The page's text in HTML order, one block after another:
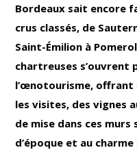
Bordeaux sait encore
crus classés, de
Saint-Émilion à
chartreuses s’ouvrent
l’œnotourisme, offrant
les visites, des vignes
de mise dans ces murs
d’époque et au